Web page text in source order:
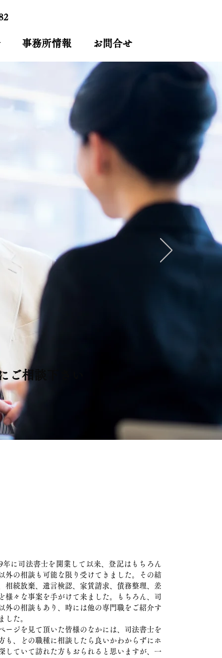
事務所情報 お問合せ
ご相談下さい
に司法書士を開業して以来、登記はもちろん
外の相談も可能な限り受けてきました。その結
相続放棄、遺言検認、家賃請求、債務整理、差
様々な事案を手がけて来ました。もちろん、司
外の相談もあり、時には他の専門職をご紹介す
した。
ジを見て頂いた皆様のなかには、司法書士を
も、どの職種に相談したら良いかわからずにホ
していて訪れた方もおられると思いますが、一